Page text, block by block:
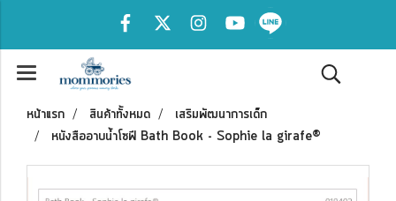
หน้าแรก สินค้าทั้งหมด
เสริมพัฒนาการเด็ก
หนังสืออาบน้ำโซฟี Bath Book - Sophie la girafe®